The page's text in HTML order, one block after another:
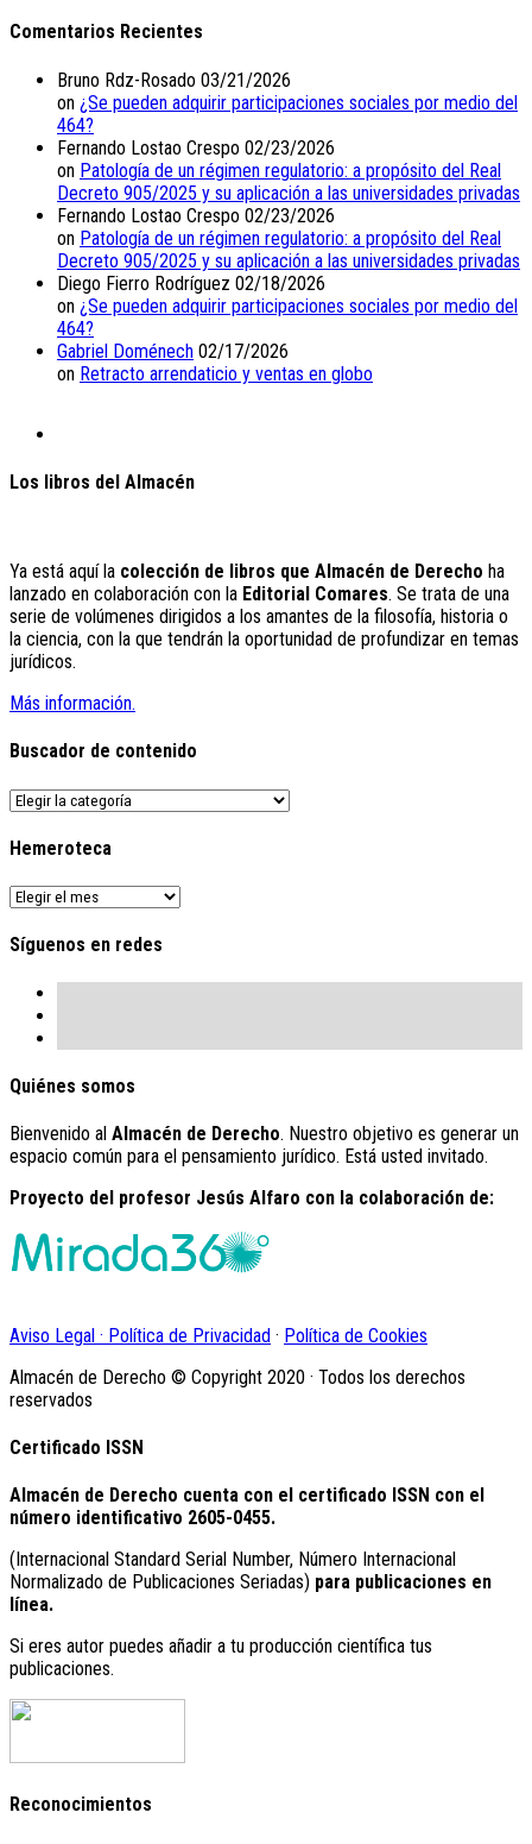
Comentarios Recientes
Bruno Rdz-Rosado 03/21/2026
on ¿Se pueden adquirir participaciones sociales por medio del
464?
Fernando Lostao Crespo 02/23/2026
on Patología de un régimen regulatorio: a propósito del Real
Decreto 905/2025 y su aplicación a las universidades privadas
Fernando Lostao Crespo 02/23/2026
on Patología de un régimen regulatorio: a propósito del Real
Decreto 905/2025 y su aplicación a las universidades privadas
Diego Fierro Rodríguez 02/18/2026
on ¿Se pueden adquirir participaciones sociales por medio del
464?
Gabriel Doménech 02/17/2026
on Retracto arrendaticio y ventas en globo
Los libros del Almacén
Ya está aquí la colección de libros que Almacén de Derecho ha
lanzado en colaboración con la Editorial Comares. Se trata de una
serie de volúmenes dirigidos a los amantes de la filosofía, historia o
la ciencia, con la que tendrán la oportunidad de profundizar en temas
jurídicos.
Más información.
Buscador de contenido
Buscador
contenido
Hemeroteca
Hemeroteca
Síguenos en redes
Quiénes somos
Bienvenido al Almacén de Derecho. Nuestro objetivo es generar un
espacio común para el pensamiento jurídico. Está usted invitado.
Proyecto del profesor Jesús Alfaro con la colaboración de:
Aviso Legal · Política de Privacidad · Política de Cookies
Almacén de Derecho © Copyright 2020 · Todos los derechos
reservados
Certificado ISSN
Almacén de Derecho cuenta con el certificado ISSN con el
número identificativo 2605-0455.
(Internacional Standard Serial Number, Número Internacional
Normalizado de Publicaciones Seriadas) para publicaciones en
línea.
Si eres autor puedes añadir a tu producción científica tus
publicaciones.
Reconocimientos